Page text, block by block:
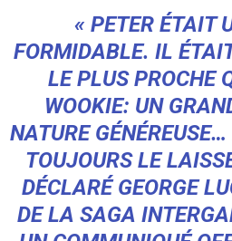
« PETER ÉTAIT
FORMIDABLE. IL
LE PLUS PROCHE
WOOKIE: UN
NATURE
TOUJOURS LE
DÉCLARÉ GEORGE
DE LA SAGA